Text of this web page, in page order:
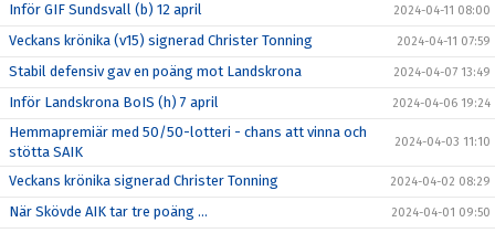
Inför GIF Sundsvall (b) 12 april 2024-04-11 08:00
Veckans krönika (v15) signerad Christer Tonning 2024-04-11 07:59
Stabil defensiv gav en poäng mot Landskrona 2024-04-07 13:49
Inför Landskrona BoIS (h) 7 april 2024-04-06 19:24
Hemmapremiär med 50/50-lotteri - chans att vinna och
stötta SAIK
2024-04-03 11:10
Veckans krönika signerad Christer Tonning 2024-04-02 08:29
När Skövde AIK tar tre poäng ... 2024-04-01 09:50